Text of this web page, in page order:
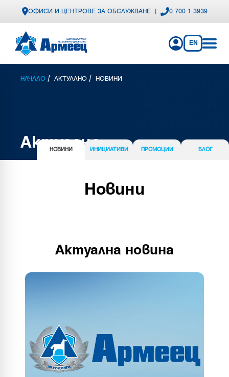
ОФИСИ И ЦЕНТРОВЕ ЗА ОБСЛУЖВАНЕ 0 700 1 3939
EN
НАЧАЛО / АКТУАЛНО / НОВИНИ
Актуално
НОВИНИ ИНИЦИАТИВИ ПРОМОЦИИ БЛОГ
Новини
Актуална новина